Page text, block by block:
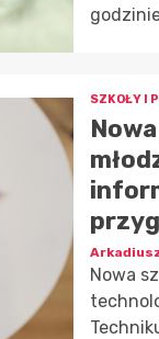
SZKOŁY I
Nowa